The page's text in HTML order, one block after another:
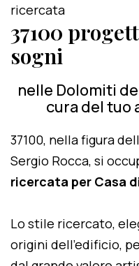
37100
sogni
nelle Dolomiti
cura del tuo
37100, nella figura
Sergio Rocca, si
ricercata per Casa
Lo stile ricercato,
origini dell'edificio,